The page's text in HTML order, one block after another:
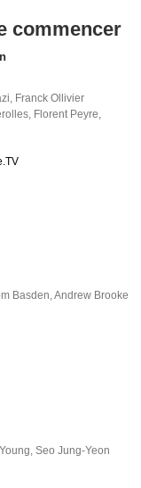
commencer
Franck Ollivier
Florent Peyre
Basden,Andrew Brooke
,Seo Jung-Yeon